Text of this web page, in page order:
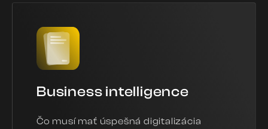
Business intelligence
Čo musí mať úspešná digitalizácia